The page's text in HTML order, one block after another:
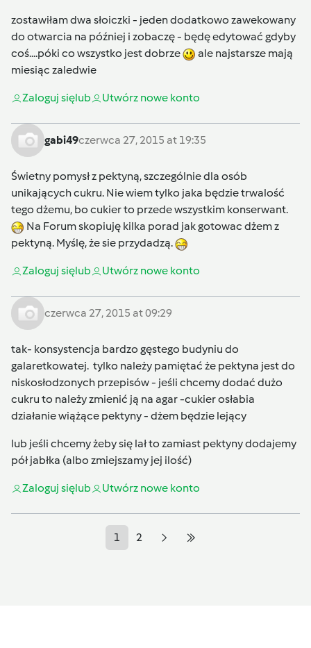
zostawiłam dwa słoiczki - jeden dodatkowo zawekowany
do otwarcia na później i zobaczę - będę edytować gdyby
coś....póki co wszystko jest dobrze
ale najstarsze mają
miesiąc zaledwie
Zaloguj sięlub Utwórz nowe konto
gabi49czerwca 27, 2015 at 19:35
Świetny pomysł z pektyną, szczególnie dla osób
unikających cukru. Nie wiem tylko jaka będzie trwalość
tego dżemu, bo cukier to przede wszystkim konserwant.
Na Forum skopiuję kilka porad jak gotowac dżem z
pektyną. Myślę, że sie przydadzą.
Zaloguj sięlub Utwórz nowe konto
czerwca 27, 2015 at 09:29
tak- konsystencja bardzo gęstego budyniu do
galaretkowatej. tylko należy pamiętać że pektyna jest do
niskosłodzonych przepisów - jeśli chcemy dodać dużo
cukru to należy zmienić ją na agar -cukier osłabia
działanie wiążące pektyny - dżem będzie lejący
lub jeśli chcemy żeby się lał to zamiast pektyny dodajemy
pół jabłka (albo zmiejszamy jej ilość)
Zaloguj sięlub Utwórz nowe konto
1 2